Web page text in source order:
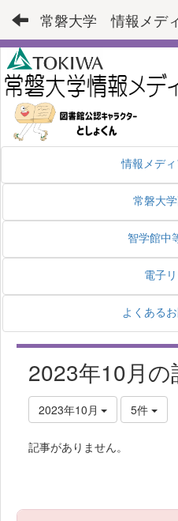
常磐大学 情報メデ
情報メデ
常磐大
智学館中
電子
よくある
2023年10月の
2023年10月 5件
記事がありません。